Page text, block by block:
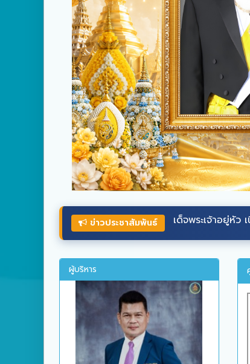
ข่าวประชาสัมพันธ์
พระบาทสมเด็จพระเจ้าอยู่หัวเนื่องในโอกาส
ผู้บริหาร